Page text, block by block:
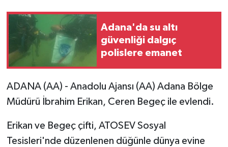
Adana'da su altı
güvenliği dalgıç
polislere emanet
ADANA (AA) - Anadolu Ajansı (AA) Adana Bölge
Müdürü İbrahim Erikan, Ceren Begeç ile evlendi.
Erikan ve Begeç çifti, ATOSEV Sosyal
Tesisleri'nde düzenlenen düğünle dünya evine